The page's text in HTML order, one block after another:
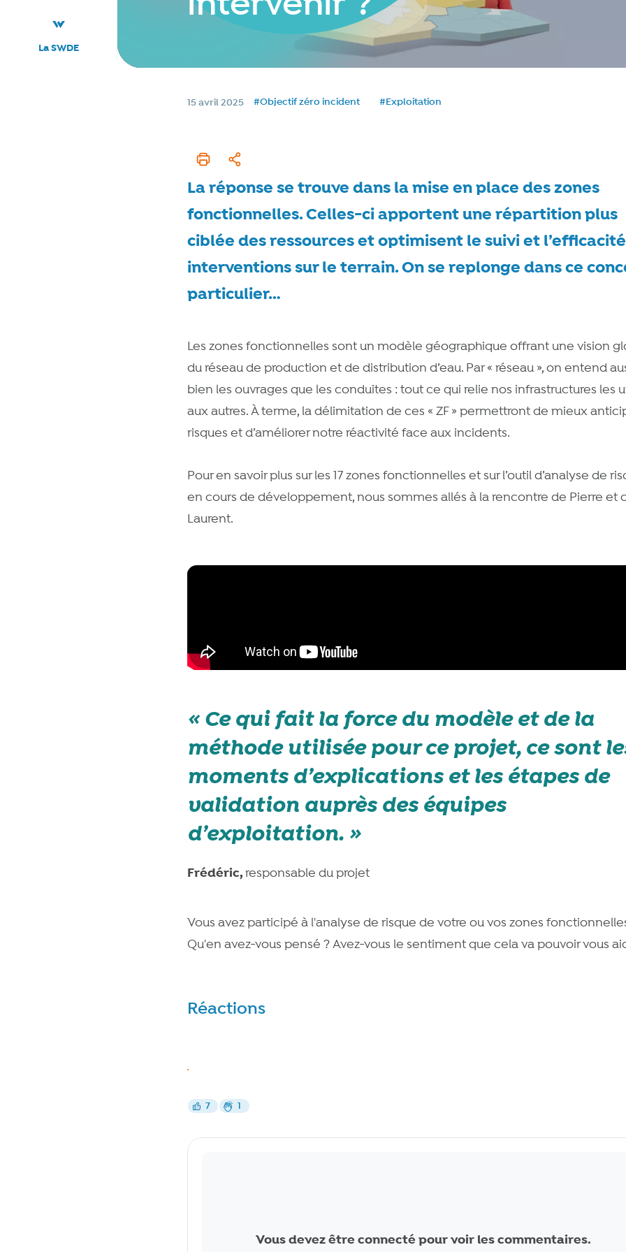
La SWDE
Date de publication
15 avril 2025Tags
#Objectif zéro incident #Exploitation
Imprimer cet article
Partager
La réponse se trouve dans la mise en place des zones
fonctionnelles. Celles-ci apportent une répartition plus
ciblée des ressources et optimisent le suivi et
interventions sur le terrain. On se replonge dans ce
particulier…
Les zones fonctionnelles sont un modèle géographique offrant une vision
du réseau de production et de distribution d’eau. Par « réseau », on entend
bien les ouvrages que les conduites : tout ce qui relie nos infrastructures les
aux autres. À terme, la délimitation de ces « ZF » permettront de mieux
risques et d’améliorer notre réactivité face aux incidents.
Pour en savoir plus sur les 17 zones fonctionnelles et sur l’outil d’analyse de
en cours de développement, nous sommes allés à la rencontre de Pierre et
Laurent.
Ce qui fait la force du modèle et de la
méthode utilisée pour ce projet, ce sont
moments d’explications et les étapes de
validation auprès des équipes
d’exploitation.
Frédéric,responsable du projet
Vous avez participé à l'analyse de risque de votre ou vos zones
Qu'en avez-vous pensé ? Avez-vous le sentiment que cela va pouvoir vous
Réactions
7
J’aime 1
Bravo
Commentaires
Vous devez être connecté pour voir les commentaires.